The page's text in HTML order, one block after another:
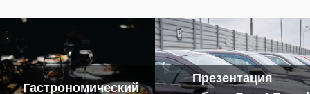
Гастрономический
Презентация